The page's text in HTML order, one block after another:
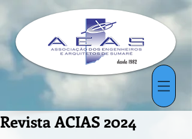
Revista ACIAS 2024